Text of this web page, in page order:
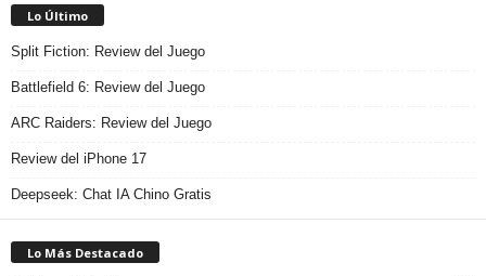
Lo Último
Split Fiction: Review del Juego
Battlefield 6: Review del Juego
ARC Raiders: Review del Juego
Review del iPhone 17
Deepseek: Chat IA Chino Gratis
Lo Más Destacado